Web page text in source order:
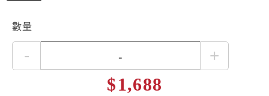
數量
- +
$1,688